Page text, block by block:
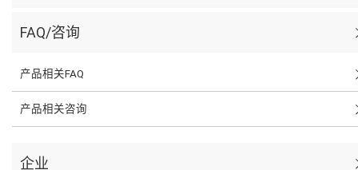
FAQ/咨询
产品相关FAQ
产品相关咨询
企业